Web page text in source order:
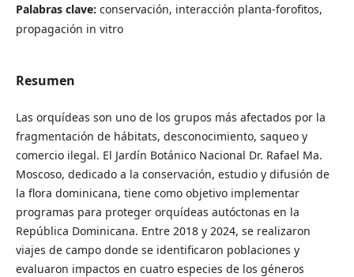
Palabras clave: conservación, interacción planta-forofitos,
propagación in vitro
Resumen
Las orquídeas son uno de los grupos más afectados por la
fragmentación de hábitats, desconocimiento, saqueo y
comercio ilegal. El Jardín Botánico Nacional Dr. Rafael Ma.
Moscoso, dedicado a la conservación, estudio y difusión de
la flora dominicana, tiene como objetivo implementar
programas para proteger orquídeas autóctonas en la
República Dominicana. Entre 2018 y 2024, se realizaron
viajes de campo donde se identificaron poblaciones y
evaluaron impactos en cuatro especies de los géneros